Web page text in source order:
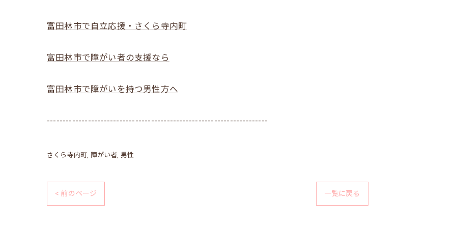
富田林市で自立応援・さくら寺内町
富田林市で障がい者の支援なら
富田林市で障がいを持つ男性方へ
----------------------------------------------------------------------
さくら寺内町 障がい者 男性
< 前のページ 一覧に戻る